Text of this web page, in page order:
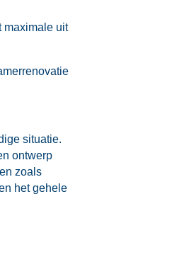
maximale uit
situatie.​
ontwerp
zoals
het gehele